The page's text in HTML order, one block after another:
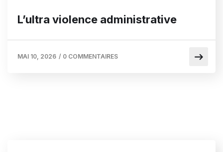
L’ultra violence administrative
MAI 10, 2026 / 0 COMMENTAIRES